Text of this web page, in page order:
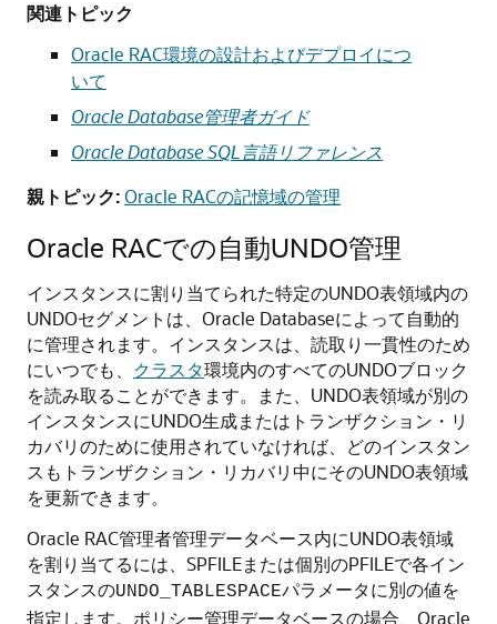
関連トピック
Oracle RAC環境の設計およびデプロイにつ
いて
Oracle Database管理者ガイド
Oracle Database SQL言語リファレンス
親トピック:Oracle RACの記憶域の管理
Oracle RACでの自動UNDO管理
インスタンスに割り当てられた特定のUNDO表領域内の
UNDOセグメントは、Oracle Databaseによって自動的
に管理されます。インスタンスは、読取り一貫性のため
にいつでも、 クラスタ環境内のすべてのUNDOブロック
を読み取ることができます。また、UNDO表領域が別の
インスタンスにUNDO生成またはトランザクション・リ
カバリのために使用されていなければ、どのインスタン
スもトランザクション・リカバリ中にそのUNDO表領域
を更新できます。
Oracle RAC管理者管理データベース内にUNDO表領域
を割り当てるには、SPFILEまたは個別のPFILEで各イン
スタンスのUNDO_TABLESPACEパラメータに別の値を
指定します。ポリシー管理データベースの場合、Oracle